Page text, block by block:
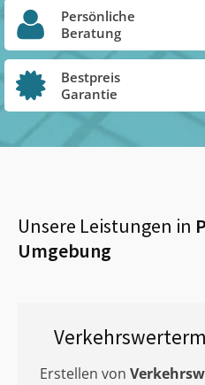
Persönliche
Beratung
Bestpreis
Garantie
Unsere Leistungen in
Umgebung
Erstellen von